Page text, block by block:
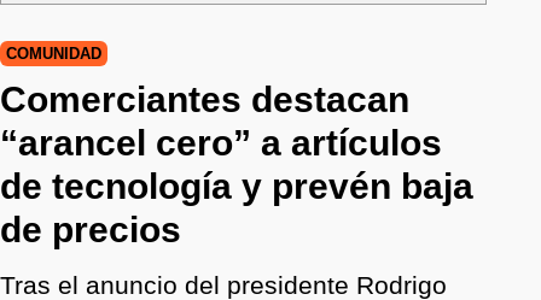
COMUNIDAD
Comerciantes destacan
“arancel cero” a artículos
de tecnología y prevén baja
de precios
Tras el anuncio del presidente Rodrigo